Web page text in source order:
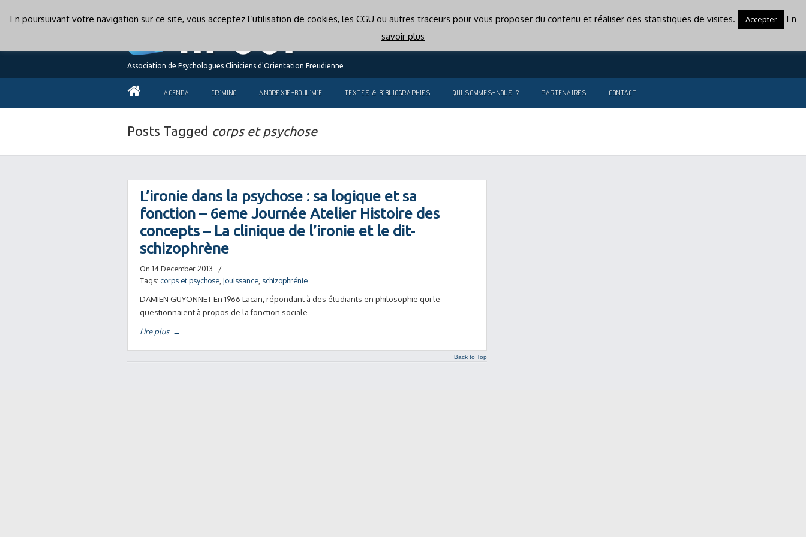
Association de Psychologues Cliniciens d'Orientation Freudienne
AGENDA CRIMINO ANOREXIE-BOULIMIE TEXTES & BIBLIOGRAPHIES QUI SOMMES-NOUS ? PARTENAIRES CONTACT
Posts Tagged corps et psychose
L’ironie dans la psychose : sa logique et sa
fonction – 6eme Journée Atelier Histoire des
concepts – La clinique de l’ironie et le dit-
schizophrène
On 14 December 2013
/
Tags: corps et psychose jouissance schizophrénie
DAMIEN GUYONNET En 1966 Lacan, répondant à des étudiants en philosophie qui le
questionnaient à propos de la fonction sociale
Lire plus →
Back to Top
En poursuivant votre navigation sur ce site, vous acceptez l’utilisation de cookies, les CGU ou autres traceurs pour vous proposer du contenu et réaliser des statistiques de visites. Accepter
En
savoir plus